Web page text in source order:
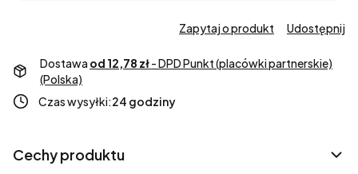
Zapytaj o produkt Udostępnij
Dostawa od 12,78 zł- DPD Punkt (placówki partnerskie)
(Polska)
Czas wysyłki:24 godziny
Cechy produktu